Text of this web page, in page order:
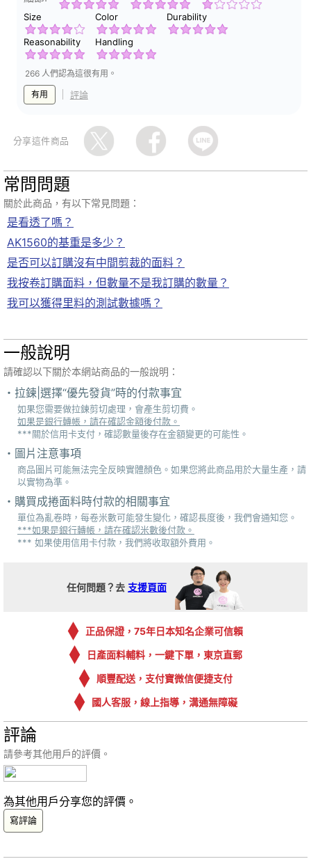
Size Color Durability
Reasonability Handling
266 人們認為這很有用。
有用 評論
分享這件商品
常問問題
關於此商品，有以下常見問題：
是看透了嗎？
AK1560的基重是多少？
是否可以訂購沒有中間剪裁的面料？
我按卷訂購面料，但數量不是我訂購的數量？
我可以獲得里料的測試數據嗎？
一般說明
請確認以下關於本網站商品的一般說明：
拉鍊|選擇“優先發貨”時的付款事宜
如果您需要做拉鍊剪切處理，會產生剪切費。
如果是銀行轉帳，請在確認金額後付款。
***關於信用卡支付，確認數量後存在金額變更的可能性。
圖片注意事項
商品圖片可能無法完全反映實體顏色。如果您將此商品用於大量生產，請
以實物為準。
購買成捲面料時付款的相關事宜
單位為亂卷時，每卷米數可能發生變化，確認長度後，我們會通知您。
***如果是銀行轉帳，請在確認米數後付款。
*** 如果使用信用卡付款，我們將收取額外費用。
任何問題？去 支援頁面
正品保證，75年日本知名企業可信賴
日產面料輔料，一鍵下單，東京直郵
順豐配送，支付寶微信便捷支付
國人客服，線上指導，溝通無障礙
評論
請參考其他用戶的評價。
為其他用戶分享您的評價。
寫評論